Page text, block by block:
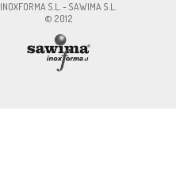
INOXFORMA S.L. - SAWIMA S.L.
© 2012